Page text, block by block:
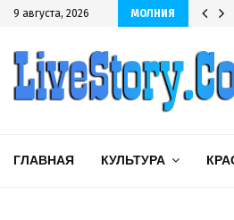
9 августа, 2026 МОЛНИЯ
ГЛАВНАЯ КУЛЬТУРА